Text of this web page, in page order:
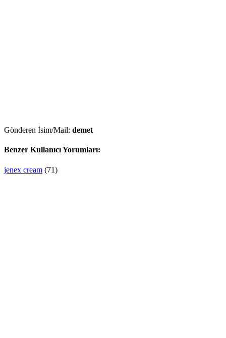
Gönderen İsim/Mail: demet
Benzer Kullanıcı Yorumları:
jenex cream (71)